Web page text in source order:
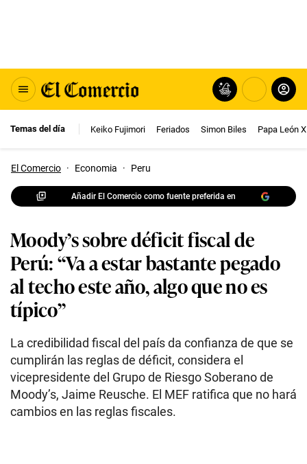
Temas del día Keiko Fujimori Feriados Simon Biles Papa León
El Comercio · Economia · Peru
Añadir El Comercio como fuente preferida en
Moody’s sobre déficit fiscal de
Perú: “Va a estar bastante pegado
al techo este año, algo que no es
típico”
La credibilidad fiscal del país da confianza de que se
cumplirán las reglas de déficit, considera el
vicepresidente del Grupo de Riesgo Soberano de
Moody’s, Jaime Reusche. El MEF ratifica que no hará
cambios en las reglas fiscales.